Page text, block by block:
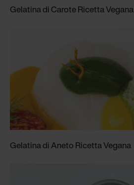
Gelatina di Carote Ricetta Vegana
Gelatina di Aneto Ricetta Vegana